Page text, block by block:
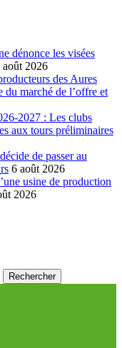
dénonce les visées
août 2026
des Aures
du marché de l’offre et
2027 : Les clubs
aux tours préliminaires
de passer au
6 août 2026
usine de production
2026